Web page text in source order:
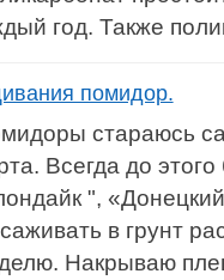
год. Также
помидор.
стараюсь
Всегда до
",
в грунт
Накрываю